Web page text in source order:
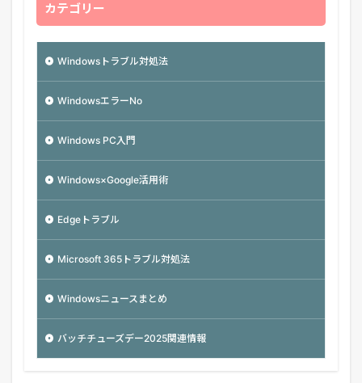
カテゴリー
Windowsトラブル対処法
WindowsエラーNo
Windows PC入門
Windows×Google活用術
Edgeトラブル
Microsoft 365トラブル対処法
Windowsニュースまとめ
バッチチューズデー2025関連情報